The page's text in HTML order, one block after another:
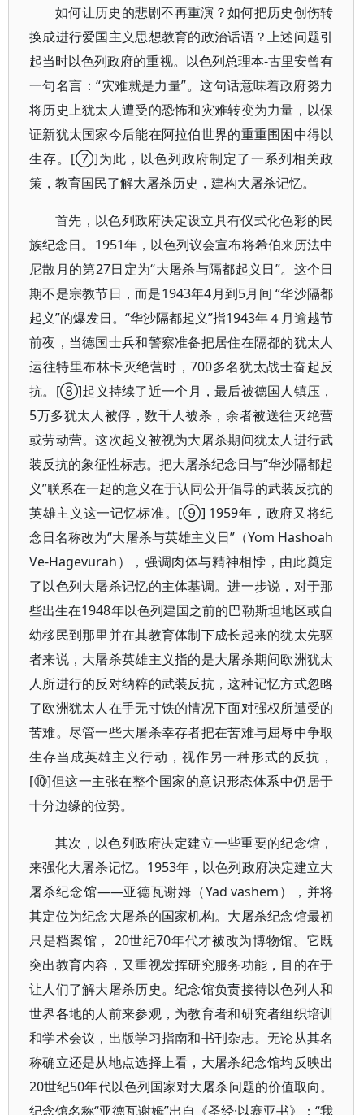
如何让历史的悲剧不再重演？如何把历史创伤转
换成进行爱国主义思想教育的政治话语？上述问题引
起当时以色列政府的重视。以色列总理本-古里安曾有
一句名言：“灾难就是力量”。这句话意味着政府努力
将历史上犹太人遭受的恐怖和灾难转变为力量，以保
证新犹太国家今后能在阿拉伯世界的重重围困中得以
生存。[⑦]为此，以色列政府制定了一系列相关政
策，教育国民了解大屠杀历史，建构大屠杀记忆。
首先，以色列政府决定设立具有仪式化色彩的民
族纪念日。1951年，以色列议会宣布将希伯来历法中
尼散月的第27日定为“大屠杀与隔都起义日”。这个日
期不是宗教节日，而是1943年4月到5月间 “华沙隔都
起义”的爆发日。“华沙隔都起义”指1943年４月逾越节
前夜，当德国士兵和警察准备把居住在隔都的犹太人
运往特里布林卡灭绝营时，700多名犹太战士奋起反
抗。[⑧]起义持续了近一个月，最后被德国人镇压，
5万多犹太人被俘，数千人被杀，余者被送往灭绝营
或劳动营。这次起义被视为大屠杀期间犹太人进行武
装反抗的象征性标志。把大屠杀纪念日与“华沙隔都起
义”联系在一起的意义在于认同公开倡导的武装反抗的
英雄主义这一记忆标准。[⑨] 1959年，政府又将纪
念日名称改为“大屠杀与英雄主义日”（Yom Hashoah
Ve-Hagevurah），强调肉体与精神相悖，由此奠定
了以色列大屠杀记忆的主体基调。进一步说，对于那
些出生在1948年以色列建国之前的巴勒斯坦地区或自
幼移民到那里并在其教育体制下成长起来的犹太先驱
者来说，大屠杀英雄主义指的是大屠杀期间欧洲犹太
人所进行的反对纳粹的武装反抗，这种记忆方式忽略
了欧洲犹太人在手无寸铁的情况下面对强权所遭受的
苦难。尽管一些大屠杀幸存者把在苦难与屈辱中争取
生存当成英雄主义行动，视作另一种形式的反抗，
[⑩]但这一主张在整个国家的意识形态体系中仍居于
十分边缘的位势。
其次，以色列政府决定建立一些重要的纪念馆，
来强化大屠杀记忆。1953年，以色列政府决定建立大
屠杀纪念馆——亚德瓦谢姆（Yad vashem），并将
其定位为纪念大屠杀的国家机构。大屠杀纪念馆最初
只是档案馆， 20世纪70年代才被改为博物馆。它既
突出教育内容，又重视发挥研究服务功能，目的在于
让人们了解大屠杀历史。纪念馆负责接待以色列人和
世界各地的人前来参观，为教育者和研究者组织培训
和学术会议，出版学习指南和书刊杂志。无论从其名
称确立还是从地点选择上看，大屠杀纪念馆均反映出
20世纪50年代以色列国家对大屠杀问题的价值取向。
纪念馆名称“亚德瓦谢姆”出自《圣经·以赛亚书》：“我